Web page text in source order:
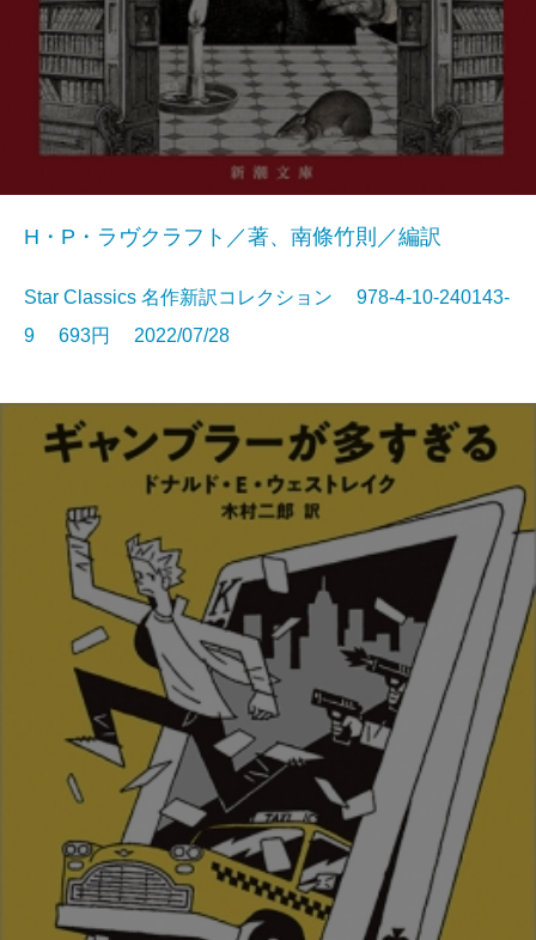
H・P・ラヴクラフト／著、南條竹則／編訳
Star Classics 名作新訳コレクション 978-4-10-240143-
9 693円 2022/07/28